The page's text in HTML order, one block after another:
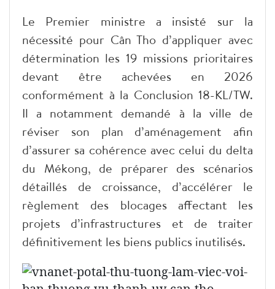
Le Premier ministre a insisté sur la
nécessité pour Cân Tho d’appliquer avec
détermination les 19 missions prioritaires
devant être achevées en 2026
conformément à la Conclusion 18-KL/TW.
Il a notamment demandé à la ville de
réviser son plan d’aménagement afin
d’assurer sa cohérence avec celui du delta
du Mékong, de préparer des scénarios
détaillés de croissance, d’accélérer le
règlement des blocages affectant les
projets d’infrastructures et de traiter
définitivement les biens publics inutilisés.